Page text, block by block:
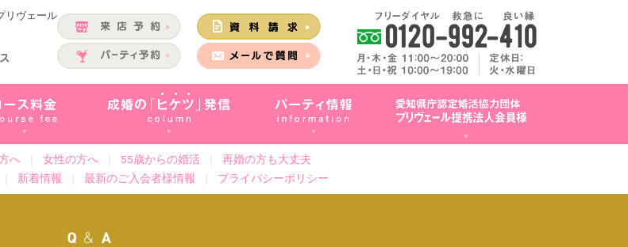
リヴェール
へ 女性の方へ 55歳からの婚活 再婚の方も大丈夫
新着情報 最新のご入会者様情報 プライバシーポリシー